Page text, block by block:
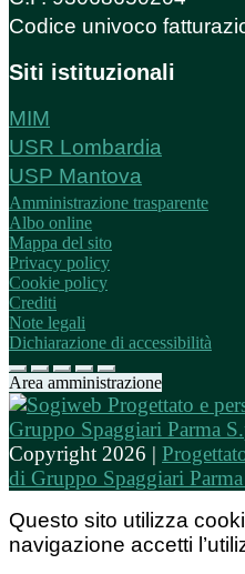
Codice univoco
Siti istituzionali
MIM
USR Lombardia
USP Mantova
Amministrazione trasparente
Albo online
Mappa del sito
Privacy policy
Cookie policy
Crediti
Note legali
Dichiarazione di accessibilità
Area amministrazione
Copyright 2026 |
di Gruppo Spaggiari
Questo sito utilizza
navigazione accetti